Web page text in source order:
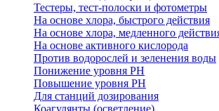
Тестеры, тест-полоски и фотометры
На основе хлора, быстрого действия
На основе хлора, медленного
На основе активного кислорода
Против водорослей и зеленения воды
Понижение уровня РН
Повышение уровня РН
Для станций дозирования
Коагулянты (осветление)